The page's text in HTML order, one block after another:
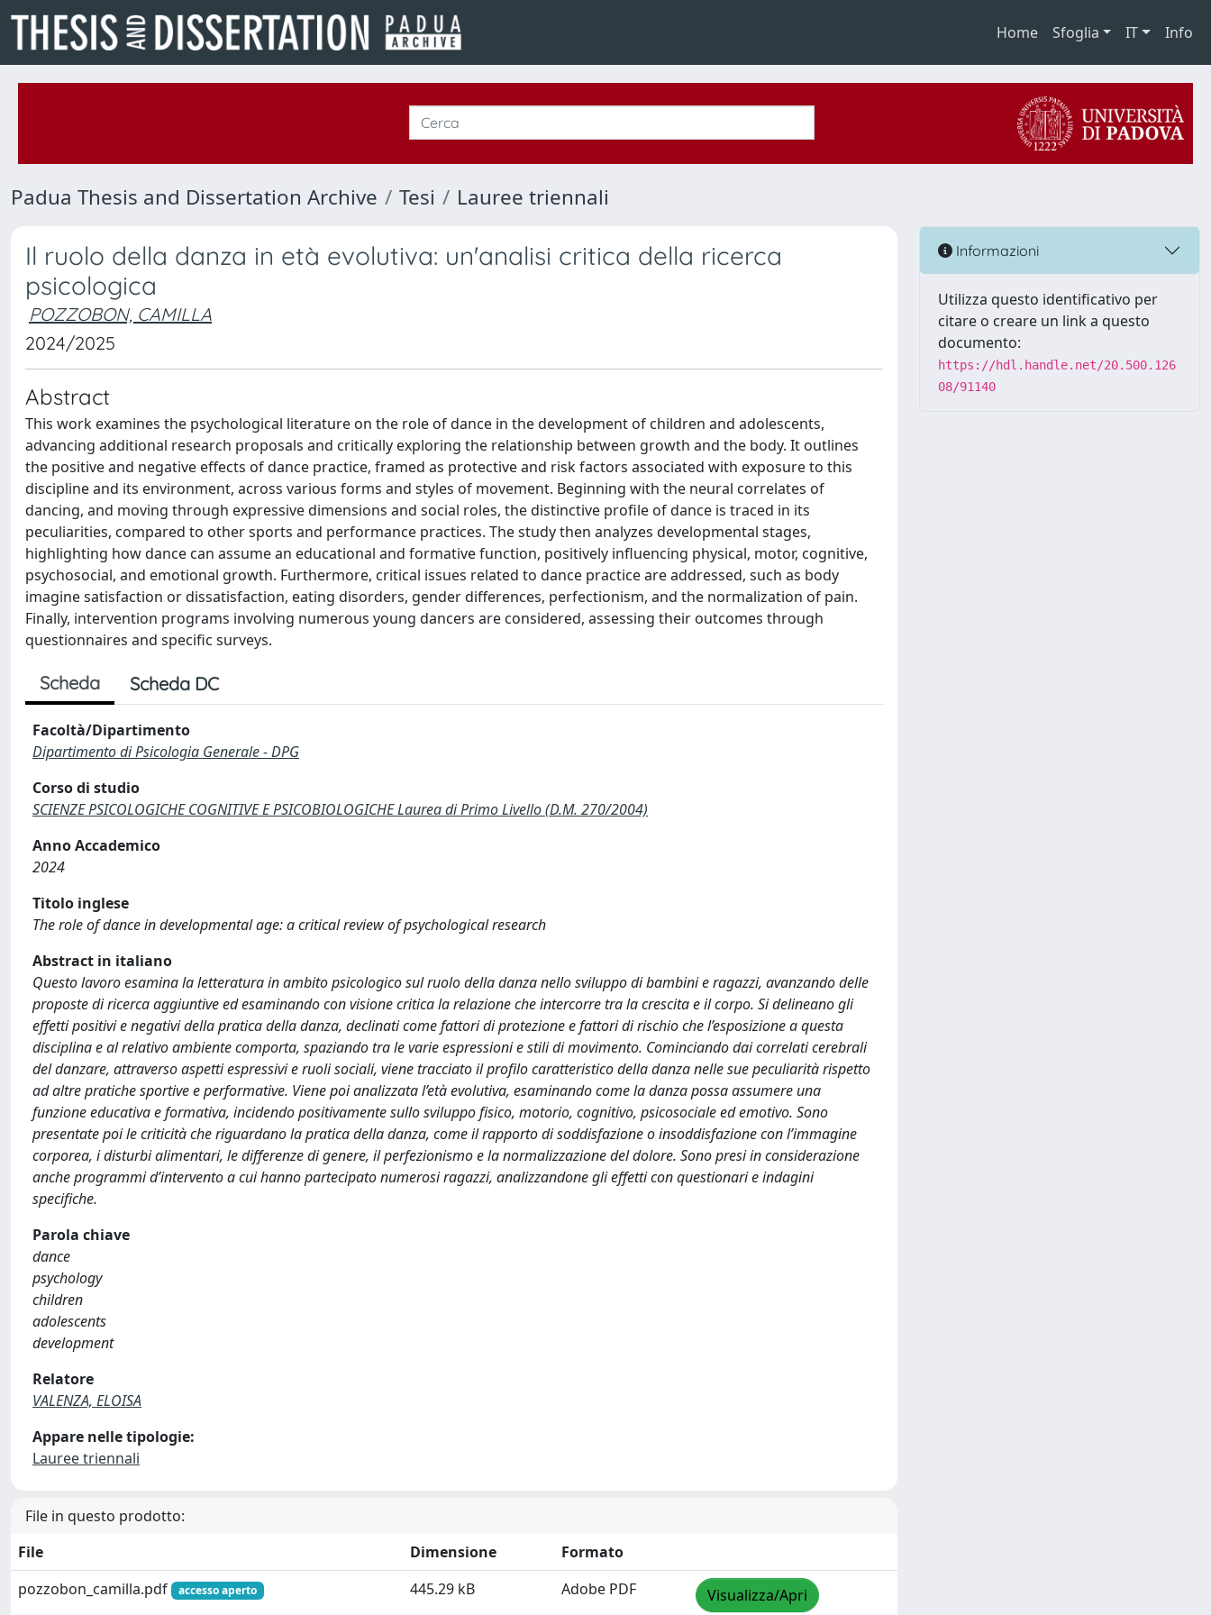
Home Sfoglia IT Info
Padua Thesis and Dissertation Archive Tesi Lauree triennali
Il ruolo della danza in età evolutiva: un'analisi critica della ricerca
psicologica
POZZOBON, CAMILLA
2024/2025
Abstract
This work examines the psychological literature on the role of dance in the development of children and adolescents,
advancing additional research proposals and critically exploring the relationship between growth and the body. It outlines
the positive and negative effects of dance practice, framed as protective and risk factors associated with exposure to this
discipline and its environment, across various forms and styles of movement. Beginning with the neural correlates of
dancing, and moving through expressive dimensions and social roles, the distinctive profile of dance is traced in its
peculiarities, compared to other sports and performance practices. The study then analyzes developmental stages,
highlighting how dance can assume an educational and formative function, positively influencing physical, motor, cognitive,
psychosocial, and emotional growth. Furthermore, critical issues related to dance practice are addressed, such as body
imagine satisfaction or dissatisfaction, eating disorders, gender differences, perfectionism, and the normalization of pain.
Finally, intervention programs involving numerous young dancers are considered, assessing their outcomes through
questionnaires and specific surveys.
Scheda Scheda DC
Facoltà/Dipartimento
Dipartimento di Psicologia Generale - DPG
Corso di studio
SCIENZE PSICOLOGICHE COGNITIVE E PSICOBIOLOGICHE Laurea di Primo Livello (D.M. 270/2004)
Anno Accademico
2024
Titolo inglese
The role of dance in developmental age: a critical review of psychological research
Abstract in italiano
Questo lavoro esamina la letteratura in ambito psicologico sul ruolo della danza nello sviluppo di bambini e ragazzi, avanzando delle
proposte di ricerca aggiuntive ed esaminando con visione critica la relazione che intercorre tra la crescita e il corpo. Si delineano gli
effetti positivi e negativi della pratica della danza, declinati come fattori di protezione e fattori di rischio che l’esposizione a questa
disciplina e al relativo ambiente comporta, spaziando tra le varie espressioni e stili di movimento. Cominciando dai correlati cerebrali
del danzare, attraverso aspetti espressivi e ruoli sociali, viene tracciato il profilo caratteristico della danza nelle sue peculiarità rispetto
ad altre pratiche sportive e performative. Viene poi analizzata l’età evolutiva, esaminando come la danza possa assumere una
funzione educativa e formativa, incidendo positivamente sullo sviluppo fisico, motorio, cognitivo, psicosociale ed emotivo. Sono
presentate poi le criticità che riguardano la pratica della danza, come il rapporto di soddisfazione o insoddisfazione con l’immagine
corporea, i disturbi alimentari, le differenze di genere, il perfezionismo e la normalizzazione del dolore. Sono presi in considerazione
anche programmi d’intervento a cui hanno partecipato numerosi ragazzi, analizzandone gli effetti con questionari e indagini
specifiche.
Parola chiave
dance
psychology
children
adolescents
development
Relatore
VALENZA, ELOISA
Appare nelle tipologie:
Lauree triennali
File in questo prodotto:
File
Dimensione
Formato
pozzobon_camilla.pdf
accesso aperto 445.29 kB Adobe PDF Visualizza/Apri
Informazioni
Utilizza questo identificativo per
citare o creare un link a questo
documento:
https://hdl.handle.net/20.500.126
08/91140